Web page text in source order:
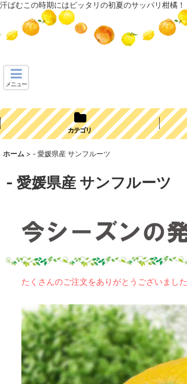
汗ばむこの時期にはピッタリの初夏のサッパリ柑橘！
メニュー
カテゴリ
ホーム > - 愛媛県産 サンフルーツ
- 愛媛県産 サンフルーツ
たくさんのご注文をありがとうございました